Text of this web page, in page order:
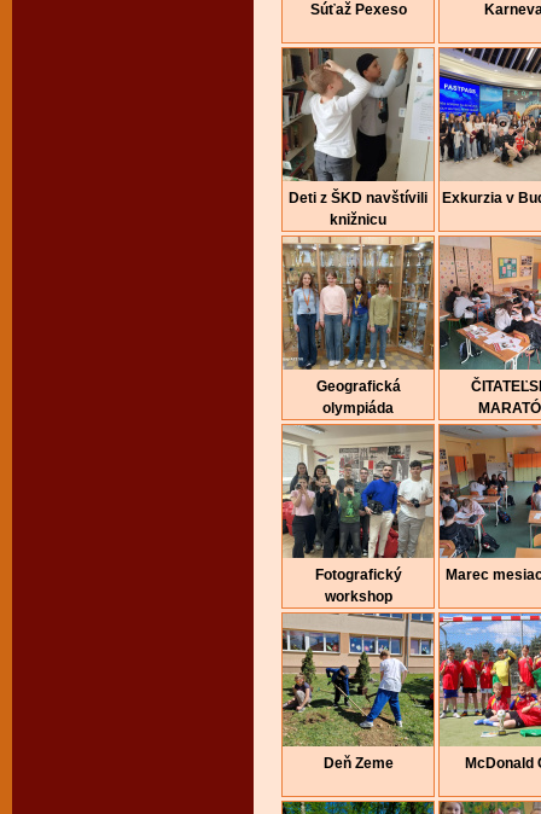
Súťaž Pexeso
Deti z ŠKD navštívili
knižnicu
Exkurzia v
Geografická
olympiáda
Fotografický
workshop
Marec
Deň Zeme McDonald